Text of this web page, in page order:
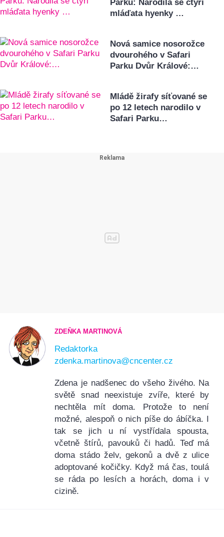
Parku: Narodila se čtyři
mláďata hyenky …
Nová samice nosorožce
dvourohého v Safari
Parku Dvůr Králové:…
Mládě žirafy síťované se
po 12 letech narodilo v
Safari Parku…
ZDEŇKA MARTINOVÁ
Redaktorka
zdenka.martinova@cncenter.cz
Zdena je nadšenec do všeho živého. Na
světě snad neexistuje zvíře, které by
nechtěla mít doma. Protože to není
možné, alespoň o nich píše do ábíčka. I
tak se jich u ní vystřídala spousta,
včetně štírů, pavouků či hadů. Teď má
doma stádo želv, gekonů a dvě z ulice
adoptované kočičky. Když má čas, toulá
se ráda po lesích a horách, doma i v
cizině.